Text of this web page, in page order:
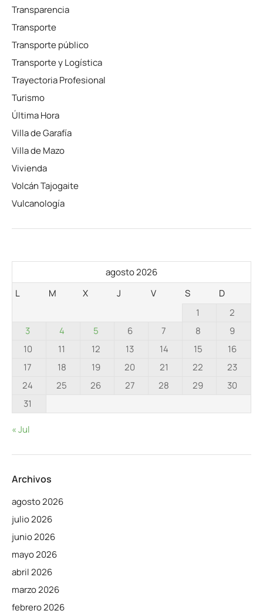
Transparencia
Transporte
Transporte público
Transporte y Logística
Trayectoria Profesional
Turismo
Última Hora
Villa de Garafía
Villa de Mazo
Vivienda
Volcán Tajogaite
Vulcanología
agosto 2026
L
M X J V S
D
1
2
3
4 5 6 7 8
9
10
11 12 13 14 15
16
17
18 19 20 21 22
23
24
25 26 27 28 29
30
31
« Jul
Archivos
agosto 2026
julio 2026
junio 2026
mayo 2026
abril 2026
marzo 2026
febrero 2026